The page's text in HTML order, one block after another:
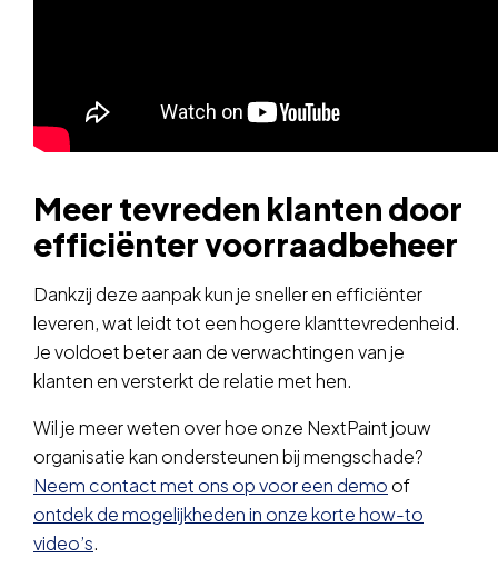
Meer tevreden klanten door
efficiënter voorraadbeheer
Dankzij deze aanpak kun je sneller en efficiënter
leveren, wat leidt tot een hogere klanttevredenheid.
Je voldoet beter aan de verwachtingen van je
klanten en versterkt de relatie met hen.
Wil je meer weten over hoe onze NextPaint jouw
organisatie kan ondersteunen bij mengschade?
Neem contact met ons op voor een demo of
ontdek de mogelijkheden in onze korte how-to
video’s.